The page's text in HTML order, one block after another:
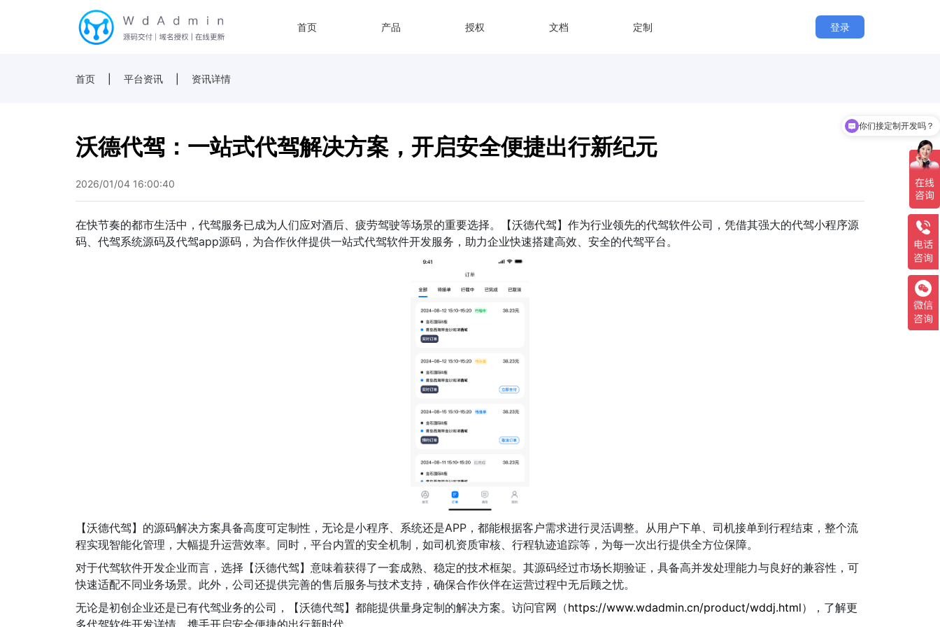
首页 产品 授权 文档 定制 登录
首页 平台资讯 资讯详情
沃德代驾：一站式代驾解决方案，开启安全便捷出行新纪元
2026/01/04 16:00:40
在快节奏的都市生活中，代驾服务已成为人们应对酒后、疲劳驾驶等场景的重要选择。【沃德代驾】作为行业领先的代驾软件公司，凭借其强大的代驾小程序源
码、代驾系统源码及代驾app源码，为合作伙伴提供一站式代驾软件开发服务，助力企业快速搭建高效、安全的代驾平台。
【沃德代驾】的源码解决方案具备高度可定制性，无论是小程序、系统还是APP，都能根据客户需求进行灵活调整。从用户下单、司机接单到行程结束，整个流
程实现智能化管理，大幅提升运营效率。同时，平台内置的安全机制，如司机资质审核、行程轨迹追踪等，为每一次出行提供全方位保障。
对于代驾软件开发企业而言，选择【沃德代驾】意味着获得了一套成熟、稳定的技术框架。其源码经过市场长期验证，具备高并发处理能力与良好的兼容性，可
快速适配不同业务场景。此外，公司还提供完善的售后服务与技术支持，确保合作伙伴在运营过程中无后顾之忧。
无论是初创企业还是已有代驾业务的公司，【沃德代驾】都能提供量身定制的解决方案。访问官网（https://www.wdadmin.cn/product/wddj.html），了解更
多代驾软件开发详情，携手开启安全便捷的出行新时代。
你们接定制开发吗？